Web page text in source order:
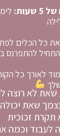
כל הכלים
להתפרנס
לאורך כל
לא רוצה
שאת
תקרת זכוכית
לעבוד וכמה